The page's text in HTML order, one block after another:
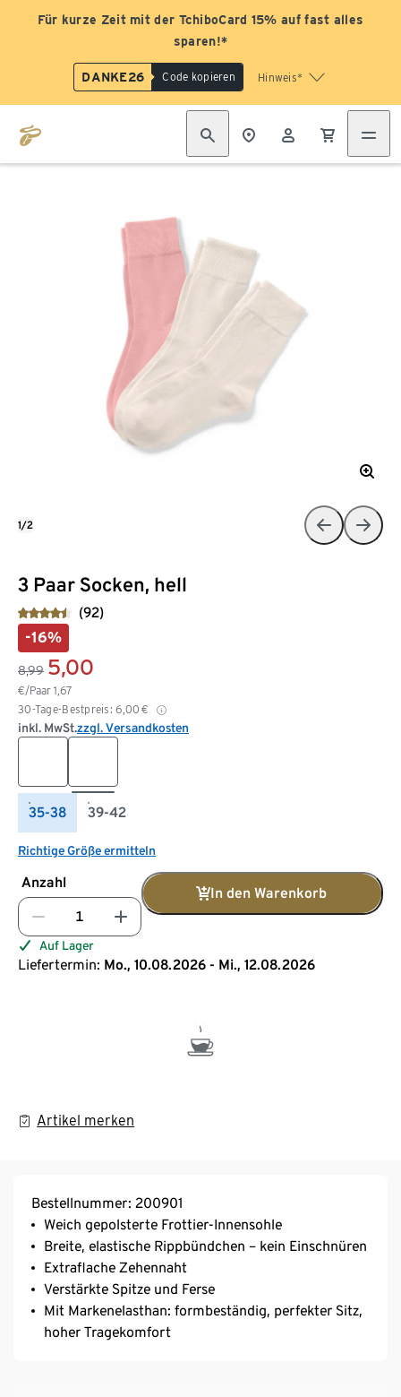
Für kurze Zeit mit der TchiboCard 15% auf fast alles
sparen!*
DANKE26 Code kopieren Hinweis*
3 Paar Socken, hell
(92)
-16%
8,99 5,00
€/Paar 1,67
30-Tage-Bestpreis: 6,00 €
inkl. MwSt.zzgl. Versandkosten
35-38 39-42
Richtige Größe ermitteln
Anzahl
In den Warenkorb
Auf Lager
Liefertermin: Mo., 10.08.2026 - Mi., 12.08.2026
Artikel merken
1/2
Bestellnummer: 200901
Weich gepolsterte Frottier-Innensohle
Breite, elastische Rippbündchen – kein Einschnüren
Extraflache Zehennaht
Verstärkte Spitze und Ferse
Mit Markenelasthan: formbeständig, perfekter Sitz,
hoher Tragekomfort